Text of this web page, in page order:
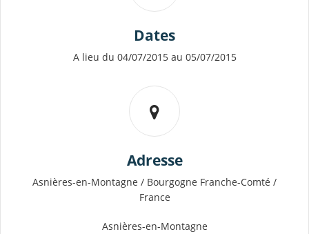
Dates
A lieu du 04/07/2015 au 05/07/2015
Adresse
Asnières-en-Montagne / Bourgogne Franche-Comté /
France
Asnières-en-Montagne